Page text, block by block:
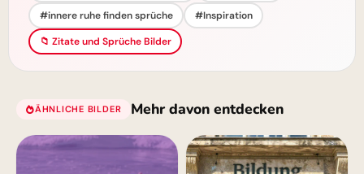
#innere ruhe finden sprüche
#Inspiration
📁 Zitate und Sprüche Bilder
ÄHNLICHE BILDER Mehr davon entdecken